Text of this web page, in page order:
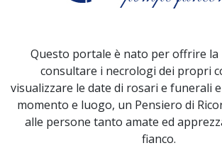
Questo portale è nato per offrire la
consultare i necrologi dei propri
visualizzare le date di rosari e funerali
momento e luogo, un Pensiero di
alle persone tanto amate ed
fianco.